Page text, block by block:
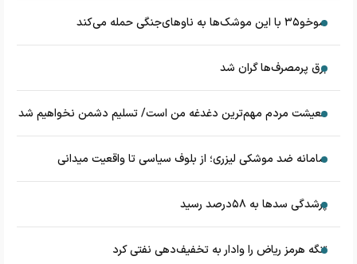
سوخو۳۵ با این موشک‌ها به ناوهای‌جنگی حمله می‌کند
برق پرمصرف‌ها گران شد
معیشت مردم مهم‌ترین دغدغه من است/ تسلیم دشمن نخواهیم شد
سامانه ضد موشکی لیزری؛ از بلوف سیاسی تا واقعیت میدانی
پرشدگی سدها به ۵۸درصد رسید
تنگه هرمز ریاض را وادار به تخفیف‌دهی نفتی کرد